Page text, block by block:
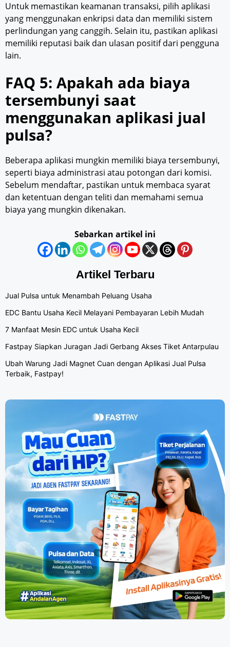
Untuk memastikan keamanan transaksi, pilih aplikasi
yang menggunakan enkripsi data dan memiliki sistem
perlindungan yang canggih. Selain itu, pastikan aplikasi
memiliki reputasi baik dan ulasan positif dari pengguna
lain.
FAQ 5: Apakah ada biaya
tersembunyi saat
menggunakan aplikasi jual
pulsa?
Beberapa aplikasi mungkin memiliki biaya tersembunyi,
seperti biaya administrasi atau potongan dari komisi.
Sebelum mendaftar, pastikan untuk membaca syarat
dan ketentuan dengan teliti dan memahami semua
biaya yang mungkin dikenakan.
Sebarkan artikel ini
Artikel Terbaru
Jual Pulsa untuk Menambah Peluang Usaha
EDC Bantu Usaha Kecil Melayani Pembayaran Lebih Mudah
7 Manfaat Mesin EDC untuk Usaha Kecil
Fastpay Siapkan Juragan Jadi Gerbang Akses Tiket Antarpulau
Ubah Warung Jadi Magnet Cuan dengan Aplikasi Jual Pulsa
Terbaik, Fastpay!